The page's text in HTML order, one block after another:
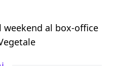
weekend al box-office